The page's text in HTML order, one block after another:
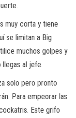
muy corta y tiene
se limitan a Big
muchos golpes y
al jefe.
solo pero pronto
Para empeorar las
Este grifo